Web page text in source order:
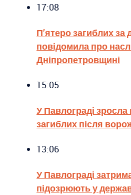
17:08
П’ятеро загиблих
повідомила про
Дніпропетровщині
15:05
У Павлограді зросла
загиблих після
13:06
У Павлограді
підозрюють у